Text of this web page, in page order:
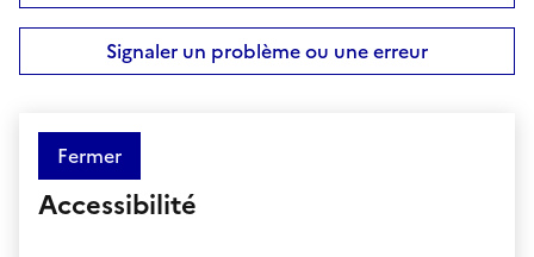
Signaler un problème ou une erreur
Fermer
Accessibilité